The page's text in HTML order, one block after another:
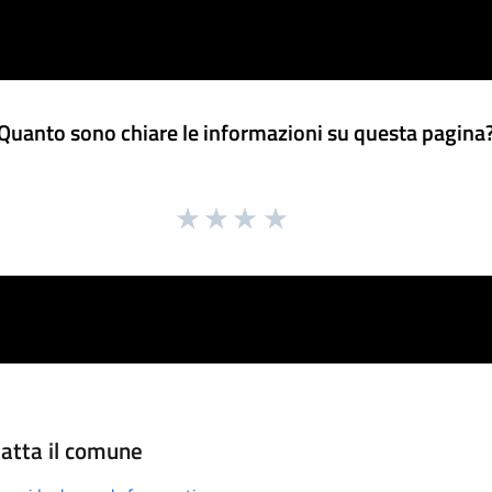
sono chiare le informazioni su questa
il comune